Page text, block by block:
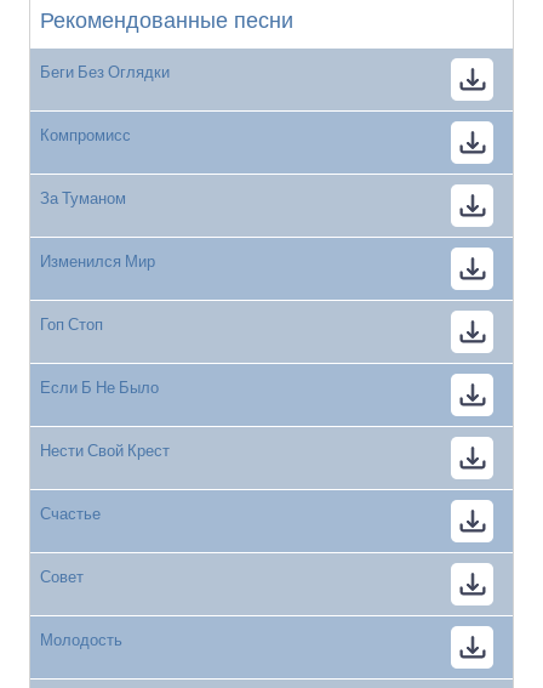
Рекомендованные песни
Беги Без Оглядки
Компромисс
За Туманом
Изменился Мир
Гоп Стоп
Если Б Не Было
Нести Свой Крест
Счастье
Совет
Молодость